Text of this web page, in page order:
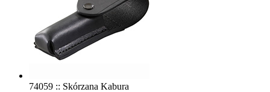
74059 :: Skórzana Kabura